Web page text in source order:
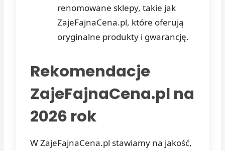
renomowane sklepy, takie jak
ZajeFajnaCena.pl, które oferują
oryginalne produkty i gwarancję.
Rekomendacje
ZajeFajnaCena.pl na
2026 rok
W ZajeFajnaCena.pl stawiamy na jakość,